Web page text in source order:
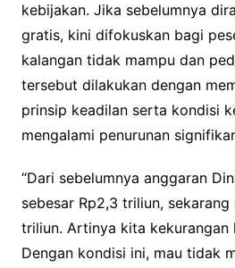
kebijakan. Jika sebelumnya
gratis, kini difokuskan bagi
kalangan tidak mampu dan
tersebut dilakukan dengan
prinsip keadilan serta kondisi
mengalami penurunan
“Dari sebelumnya anggaran
sebesar Rp2,3 triliun, sekarang
triliun. Artinya kita kekurangan
Dengan kondisi ini, mau tidak